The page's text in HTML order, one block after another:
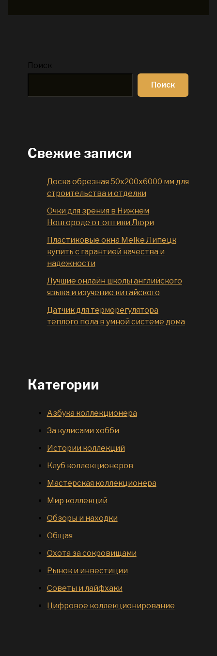
Поиск
Поиск
Свежие записи
Доска обрезная 50x200x6000 мм для
строительства и отделки
Очки для зрения в Нижнем
Новгороде от оптики Люри
Пластиковые окна Melke Липецк
купить с гарантией качества и
надежности
Лучшие онлайн школы английского
языка и изучение китайского
Датчик для терморегулятора
теплого пола в умной системе дома
Категории
Азбука коллекционера
За кулисами хобби
Истории коллекций
Клуб коллекционеров
Мастерская коллекционера
Мир коллекций
Обзоры и находки
Общая
Охота за сокровищами
Рынок и инвестиции
Советы и лайфхаки
Цифровое коллекционирование